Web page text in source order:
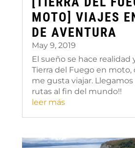
MOTO] VIAJES
DE AVENTURA
May 9, 2019
El sueño se hace realidad
Tierra del Fuego en moto,
me gusta viajar.
rutas al fin del mundo!!
leer más